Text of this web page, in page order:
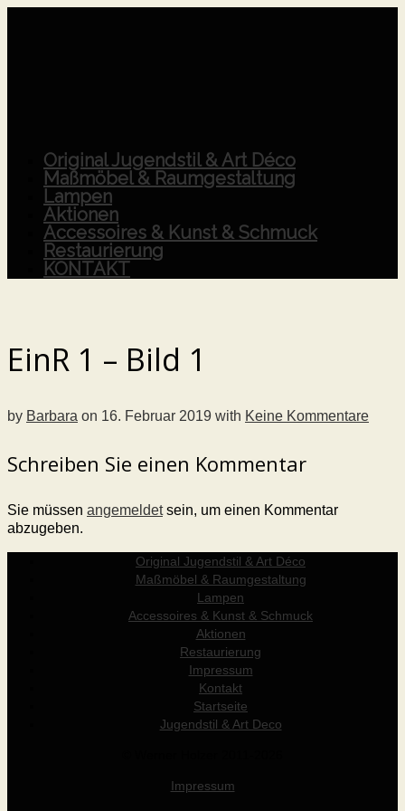
Original Jugendstil & Art Déco
Maßmöbel & Raumgestaltung
Lampen
Aktionen
Accessoires & Kunst & Schmuck
Restaurierung
KONTAKT
EinR 1 – Bild 1
by Barbara on 16. Februar 2019 with Keine Kommentare
Schreiben Sie einen Kommentar
Sie müssen angemeldetsein, um einen Kommentar
abzugeben.
Original Jugendstil & Art Déco
Maßmöbel & Raumgestaltung
Lampen
Accessoires & Kunst & Schmuck
Aktionen
Restaurierung
Impressum
Kontakt
Startseite
Jugendstil & Art Deco
Impressum